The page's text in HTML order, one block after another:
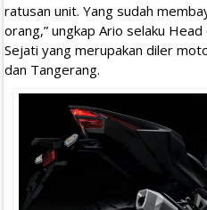
ratusan unit. Yang sudah
orang,” ungkap Ario selaku
Sejati yang merupakan diler
dan Tangerang.